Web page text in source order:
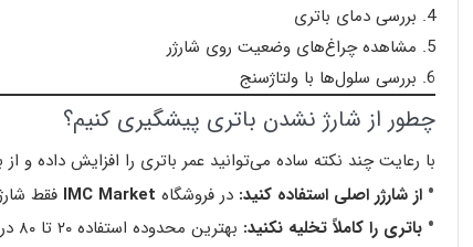
بررسی دمای باتری
مشاهده چراغ‌های وضعیت روی شارژر
بررسی سلول‌ها با ولتاژسنج
چطور از شارژ نشدن باتری پیشگیری کنیم؟
با رعایت چند نکته ساده می‌توانید عمر باتری را افزایش داده و
از شارژر اصلی استفاده کنید: در فروشگاه IMC Market فقط
باتری را کاملاً تخلیه نکنید: بهترین محدوده استفاده ۲۰ تا ۸۰ درصد است.